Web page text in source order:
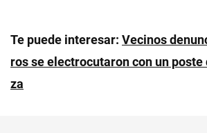
Te puede interesar: Vecinos
ros se electrocutaron con un poste
za